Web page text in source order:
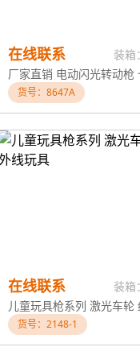
在线联系 装箱
货号：8647A
在线联系 装箱
货号：2148-1